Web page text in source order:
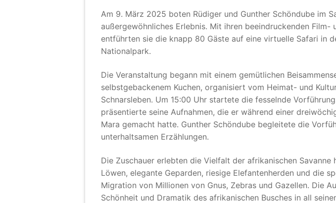
Am 9. März 2025 boten Rüdiger und Gunther Schöndube im
außergewöhnliches Erlebnis. Mit ihren beeindruckenden Film-
entführten sie die knapp 80 Gäste auf eine virtuelle Safari in
Nationalpark.
Die Veranstaltung begann mit einem gemütlichen
selbstgebackenem Kuchen, organisiert vom Heimat- und
Schnarsleben. Um 15:00 Uhr startete die fesselnde
präsentierte seine Aufnahmen, die er während einer
Mara gemacht hatte. Gunther Schöndube begleitete die
unterhaltsamen Erzählungen.
Die Zuschauer erlebten die Vielfalt der afrikanischen Savanne
Löwen, elegante Geparden, riesige Elefantenherden und die
Migration von Millionen von Gnus, Zebras und Gazellen. Die
Schönheit und Dramatik des afrikanischen Busches in all